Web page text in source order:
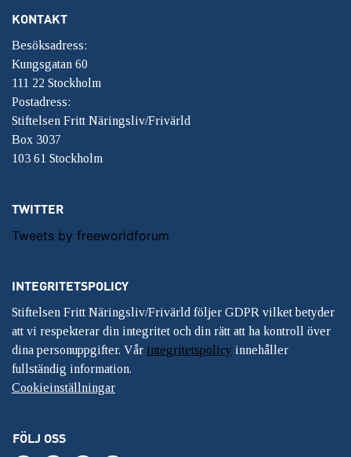
KONTAKT
Besöksadress:
Kungsgatan 60
111 22 Stockholm
Postadress:
Stiftelsen Fritt Näringsliv/Frivärld
Box 3037
103 61 Stockholm
TWITTER
Tweets by freeworldforum
INTEGRITETSPOLICY
Stiftelsen Fritt Näringsliv/Frivärld följer GDPR vilket betyder
att vi respekterar din integritet och din rätt att ha kontroll över
dina personuppgifter. Vår integritetspolicy innehåller
fullständig information.
Cookieinställningar
FÖLJ OSS